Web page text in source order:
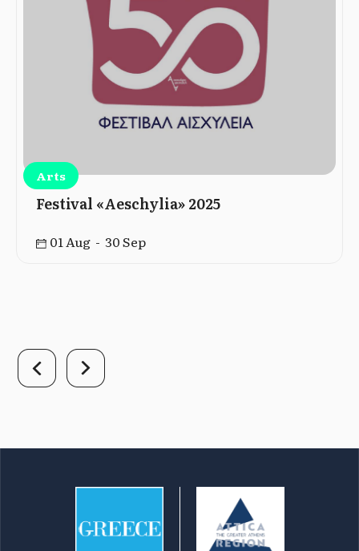
Arts
Festival «Aeschylia» 2025
01 Aug - 30 Sep